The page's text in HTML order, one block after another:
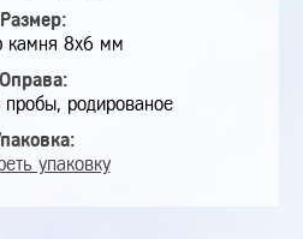
Размер:
камня 8х6 мм
Оправа:
родированое
упаковку